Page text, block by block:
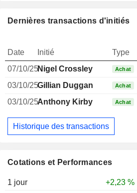
Cotations et Performances
1 jour
+2,23 %
Dernières transactions d'initiés
Date Initié Type
07/10/25Nigel Crossley Achat
03/10/25Gillian Duggan Achat
03/10/25Anthony Kirby Achat
Historique des transactions